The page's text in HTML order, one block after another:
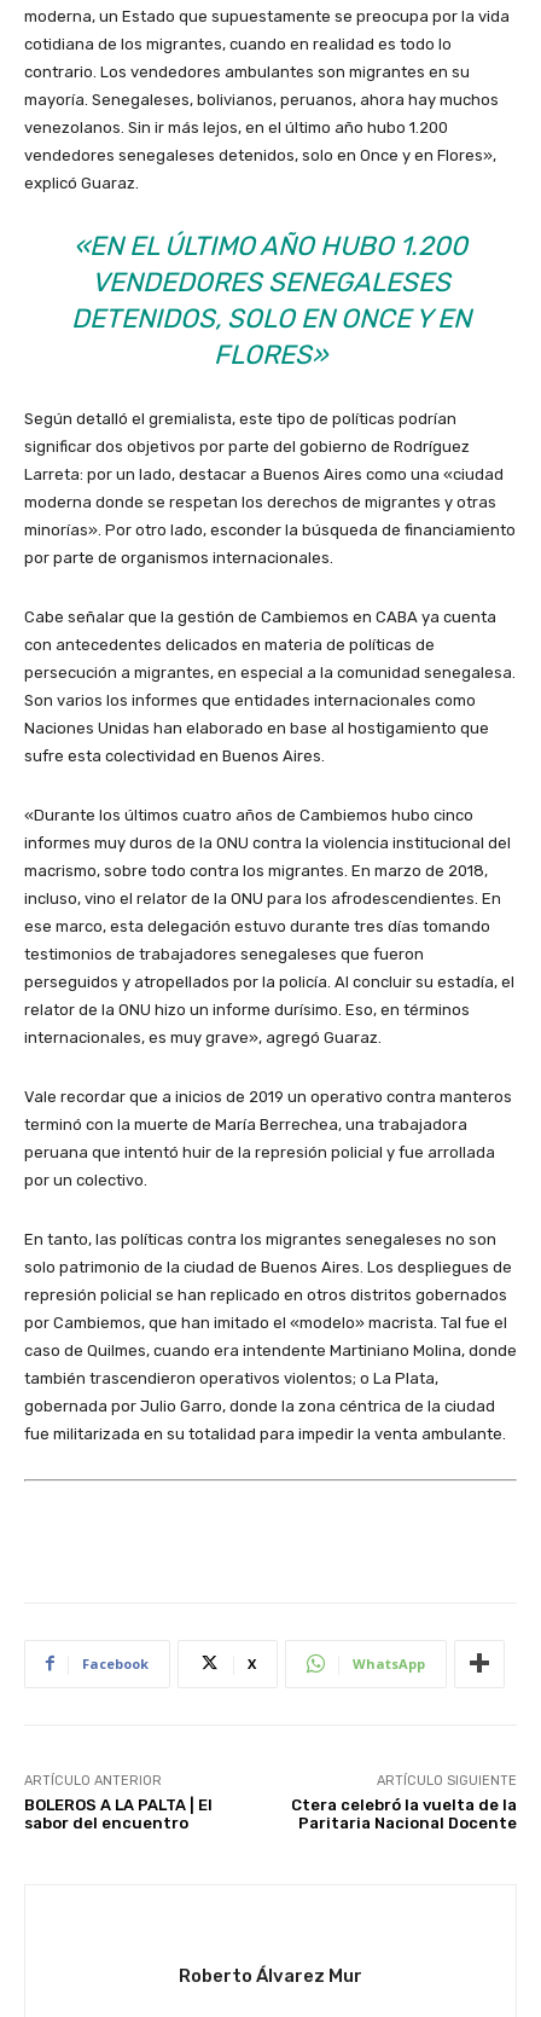
moderna, un Estado que supuestamente se preocupa por la vida
cotidiana de los migrantes, cuando en realidad es todo lo
contrario. Los vendedores ambulantes son migrantes en su
mayoría. Senegaleses, bolivianos, peruanos, ahora hay muchos
venezolanos. Sin ir más lejos, en el último año hubo 1.200
vendedores senegaleses detenidos, solo en Once y en Flores»,
explicó Guaraz.
«EN EL ÚLTIMO AÑO HUBO 1.200
VENDEDORES SENEGALESES
DETENIDOS, SOLO EN ONCE Y EN
FLORES»
Según detalló el gremialista, este tipo de políticas podrían
significar dos objetivos por parte del gobierno de Rodríguez
Larreta: por un lado, destacar a Buenos Aires como una «ciudad
moderna donde se respetan los derechos de migrantes y otras
minorías». Por otro lado, esconder la búsqueda de financiamiento
por parte de organismos internacionales.
Cabe señalar que la gestión de Cambiemos en CABA ya cuenta
con antecedentes delicados en materia de políticas de
persecución a migrantes, en especial a la comunidad senegalesa.
Son varios los informes que entidades internacionales como
Naciones Unidas han elaborado en base al hostigamiento que
sufre esta colectividad en Buenos Aires.
«Durante los últimos cuatro años de Cambiemos hubo cinco
informes muy duros de la ONU contra la violencia institucional del
macrismo, sobre todo contra los migrantes. En marzo de 2018,
incluso, vino el relator de la ONU para los afrodescendientes. En
ese marco, esta delegación estuvo durante tres días tomando
testimonios de trabajadores senegaleses que fueron
perseguidos y atropellados por la policía. Al concluir su estadía, el
relator de la ONU hizo un informe durísimo. Eso, en términos
internacionales, es muy grave», agregó Guaraz.
Vale recordar que a inicios de 2019 un operativo contra manteros
terminó con la muerte de María Berrechea, una trabajadora
peruana que intentó huir de la represión policial y fue arrollada
por un colectivo.
En tanto, las políticas contra los migrantes senegaleses no son
solo patrimonio de la ciudad de Buenos Aires. Los despliegues de
represión policial se han replicado en otros distritos gobernados
por Cambiemos, que han imitado el «modelo» macrista. Tal fue el
caso de Quilmes, cuando era intendente Martiniano Molina, donde
también trascendieron operativos violentos; o La Plata,
gobernada por Julio Garro, donde la zona céntrica de la ciudad
fue militarizada en su totalidad para impedir la venta ambulante.
Facebook X WhatsApp
ARTÍCULO ANTERIOR
BOLEROS A LA PALTA | El
sabor del encuentro
ARTÍCULO SIGUIENTE
Ctera celebró la vuelta de la
Paritaria Nacional Docente
Roberto Álvarez Mur